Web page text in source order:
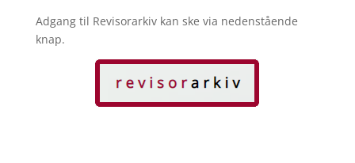
Adgang til Revisorarkiv kan ske via nedenstående
knap.